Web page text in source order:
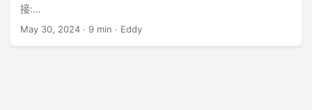
候，有出版商表示此书绝版已久，希望再版，被康老师拒绝。
他也不愿提及这本书。” ...
接:
https://mp.weixin.qq.com/s/H9N9Nb_rh30AzFs_Xch7UA 这
May 30, 2024 · 9 min · Eddy